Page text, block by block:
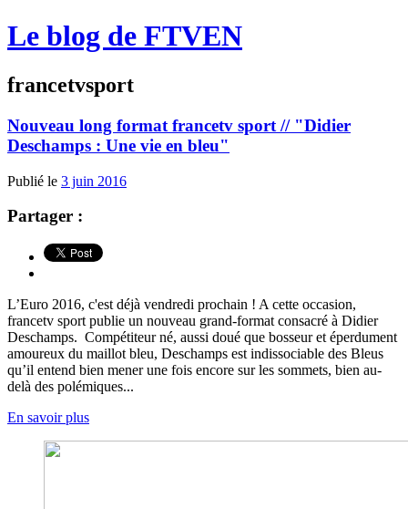
Le blog de FTVEN
francetvsport
Nouveau long format francetv sport // "Didier
Deschamps : Une vie en bleu"
Publié le 3 juin 2016
Partager :
L’Euro 2016, c'est déjà vendredi prochain ! A cette occasion,
francetv sport publie un nouveau grand-format consacré à Didier
Deschamps. Compétiteur né, aussi doué que bosseur et éperdument
amoureux du maillot bleu, Deschamps est indissociable des Bleus
qu’il entend bien mener une fois encore sur les sommets, bien au-
delà des polémiques...
En savoir plus